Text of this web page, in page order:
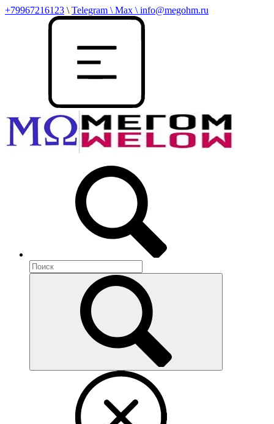
+79967216123 \ Telegram \ Max \ info@megohm.ru